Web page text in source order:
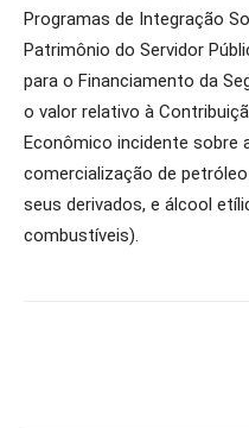
Programas de Integração
Patrimônio do Servidor
para o Financiamento da
o valor relativo à
Econômico incidente sobre
comercialização de
seus derivados, e álcool
combustíveis).